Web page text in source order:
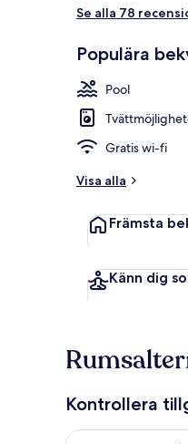
Se alla 78
Populära
Pool
Gratis wi-fi
Visa alla
Främsta
Känn dig
Kontrollera
Kontrollera